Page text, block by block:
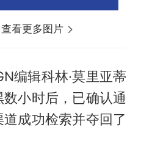
看更多图片
编辑科林·莫里亚蒂
小时后，已确认通
成功检索并夺回了